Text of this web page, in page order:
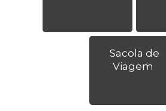
Sacola de
Viagem